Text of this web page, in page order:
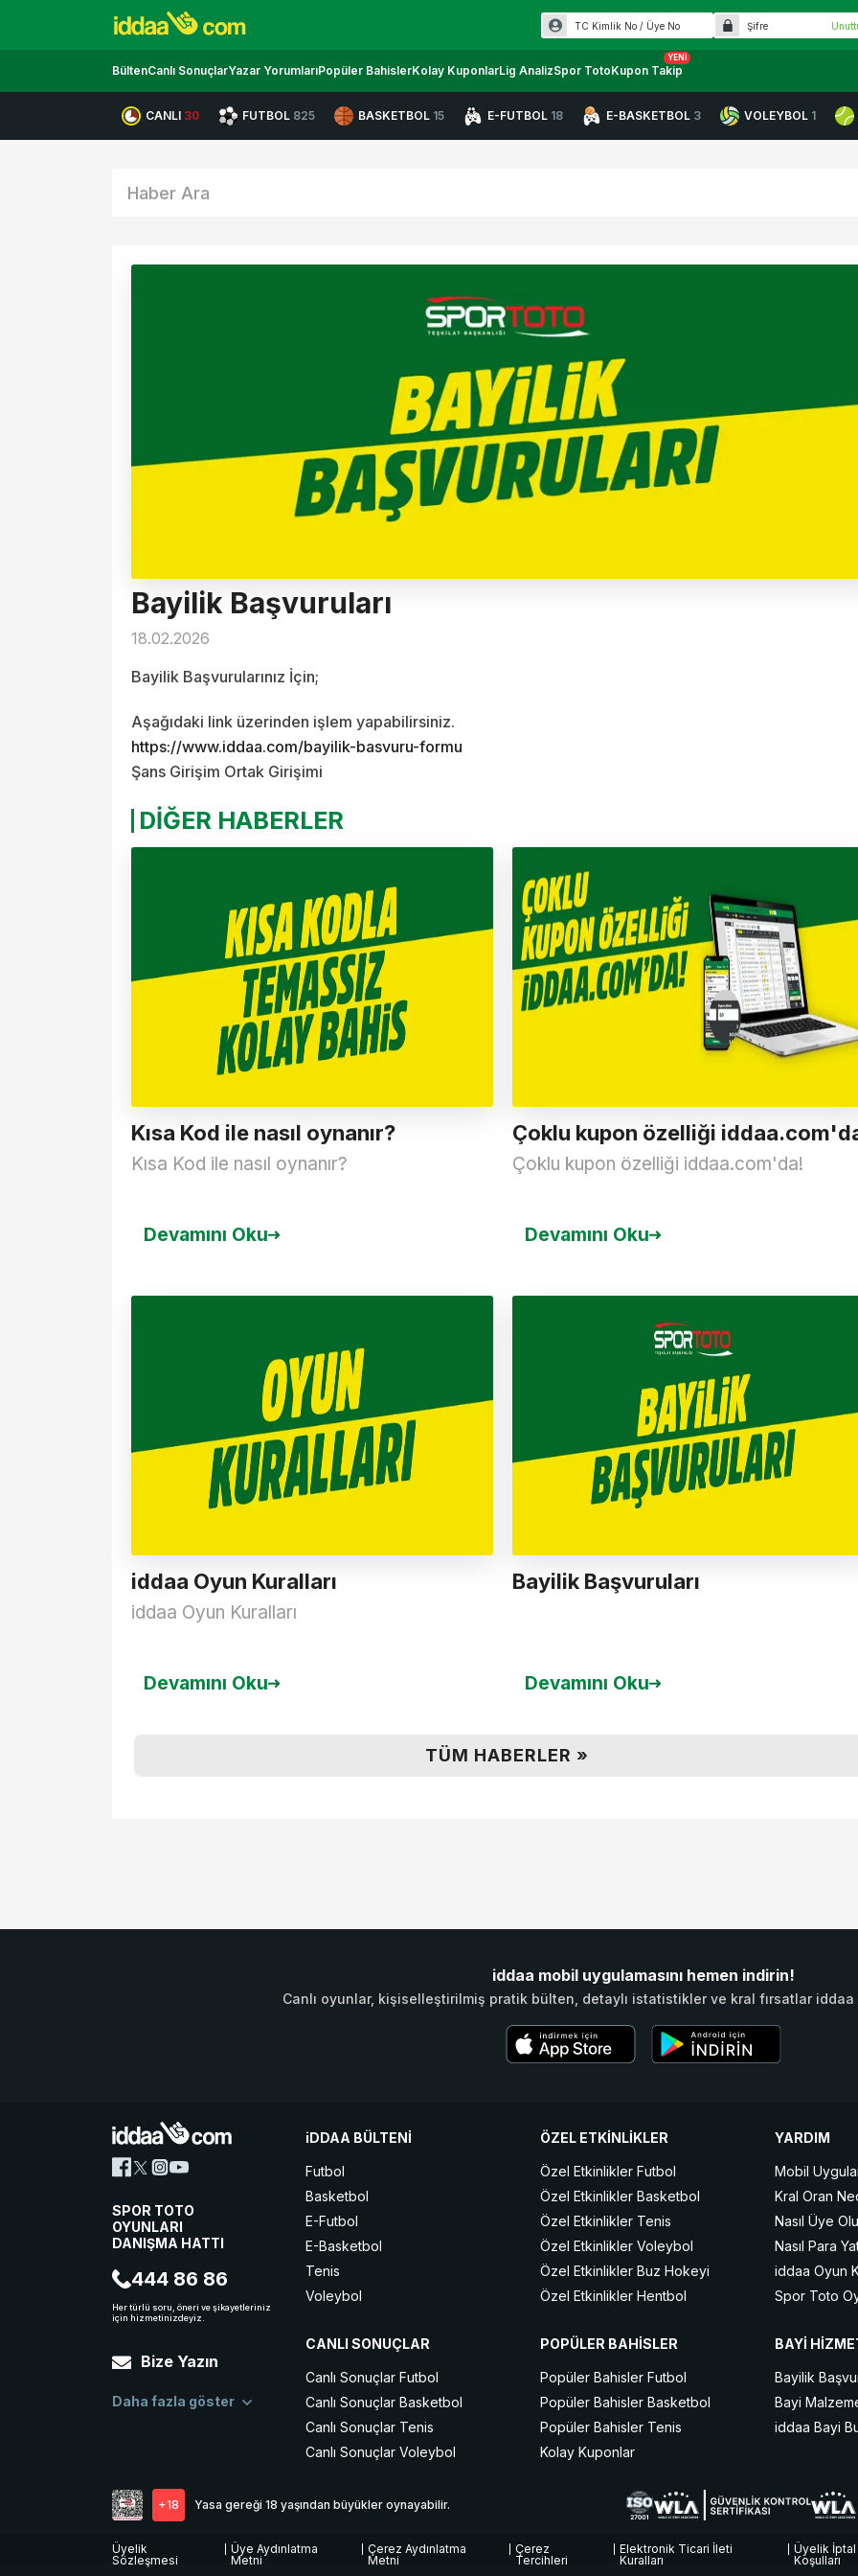
BültenCanlı SonuçlarYazar YorumlarıPopüler BahislerKolay KuponlarLig AnalizSpor TotoKupon Takip
YENI
CANLI 30 FUTBOL 825 BASKETBOL 15 E-FUTBOL 18 E-BASKETBOL 3 VOLEYBOL 1
Bayilik Başvuruları
18.02.2026
Bayilik Başvurularınız İçin;
Aşağıdaki link üzerinden işlem yapabilirsiniz.
https://www.iddaa.com/bayilik-basvuru-formu
Şans Girişim Ortak Girişimi
DİĞER HABERLER
Kısa Kod ile nasıl oynanır?
Kısa Kod ile nasıl oynanır?
Devamını Oku
Çoklu kupon özelliği
Çoklu kupon özelliği iddaa.com'da!
Devamını Oku
iddaa Oyun Kuralları
iddaa Oyun Kuralları
Devamını Oku
Bayilik Başvuruları
Devamını Oku
TÜM HABERLER »
iddaa mobil uygulamasını hemen indirin!
Canlı oyunlar, kişiselleştirilmiş pratik bülten, detaylı istatistikler ve kral fırsatlar iddaa
SPOR TOTO
OYUNLARI
DANIŞMA HATTI
444 86 86
Her türlü soru, öneri ve şikayetleriniz
için hizmetinizdeyiz.
Bize Yazın
Daha fazla göster
iDDAA BÜLTENİ
Futbol
Basketbol
E-Futbol
E-Basketbol
Tenis
Voleybol
Hentbol
Snooker
MMA
Masa Tenisi
CANLI SONUÇLAR
Canlı Sonuçlar Futbol
Canlı Sonuçlar Basketbol
Canlı Sonuçlar Tenis
Canlı Sonuçlar Voleybol
ÖZEL ETKİNLİKLER
Özel Etkinlikler Futbol
Özel Etkinlikler Basketbol
Özel Etkinlikler Tenis
Özel Etkinlikler Voleybol
Özel Etkinlikler Buz Hokeyi
Özel Etkinlikler Hentbol
Özel Etkinlikler MMA
Özel Etkinlikler Masa Tenisi
Özel Etkinlikler Motor Sporları
POPÜLER BAHİSLER
Popüler Bahisler Futbol
Popüler Bahisler Basketbol
Popüler Bahisler Tenis
Kolay Kuponlar
YARDIM
Mobil
Kral Oran
Nasıl Üye
Nasıl Para
iddaa Oyun
Spor Toto
iddaa Nedir?
Canlı iddaa
Spor
BAYİ
Bayilik
Bayi
iddaa Bayi
+18 Yasa gereği 18 yaşından büyükler oynayabilir.
Üyelik
Sözleşmesi
Üye Aydınlatma
Metni
Çerez Aydınlatma
Metni
Çerez
Tercihleri
Elektronik Ticari İleti
Kuralları
Üyelik İptal
Koşulları